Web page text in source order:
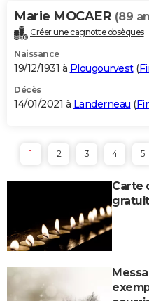
Marie MOCAER (89
Créer une cagnotte obsèques
Naissance
19/12/1931 à Plougourvest(
Décès
14/01/2021 à Landerneau (
1 2 3 4 5
Carte